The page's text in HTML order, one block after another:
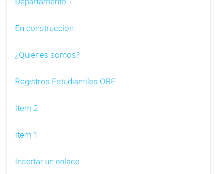
g
a
o
n
En construcción
¿Quienes somos?
Registros Estudiantiles ORE
Item 2
Item 1
Insertar un enlace